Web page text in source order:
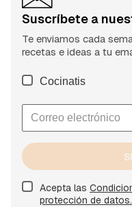
Suscríbete a
Te enviamos cada
recetas e ideas a tu
Cocinatis
Acepta las
protección de datos.